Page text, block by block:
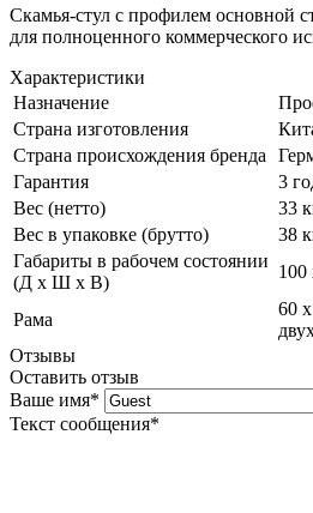
Скамья-стул с профилем основной
для полноценного коммерческого
Характеристики
Назначение
Страна изготовления
Страна происхождения бренда
Гарантия
3
Вес (нетто)
33
Вес в упаковке (брутто)
38
Габариты в рабочем состоянии
(Д х Ш х В)
100
Рама
60
Отзывы
Оставить отзыв
Ваше имя*
Текст сообщения*